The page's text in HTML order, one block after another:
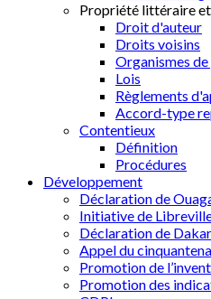
Propriété littéraire
Droit d'auteur
Droits voisins
Organismes
Lois
Règlements
Accord-type
Contentieux
Définition
Procédures
Développement
Déclaration de
Initiative de
Déclaration de Dakar
Appel du
Promotion de
Promotion des